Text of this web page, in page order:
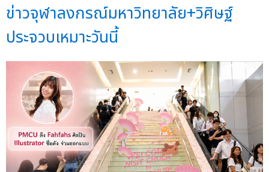
ข่าวจุฬาลงกรณ์มหาวิทยาลัย+วิศิษฐ์
ประจวบเหมาะวันนี้